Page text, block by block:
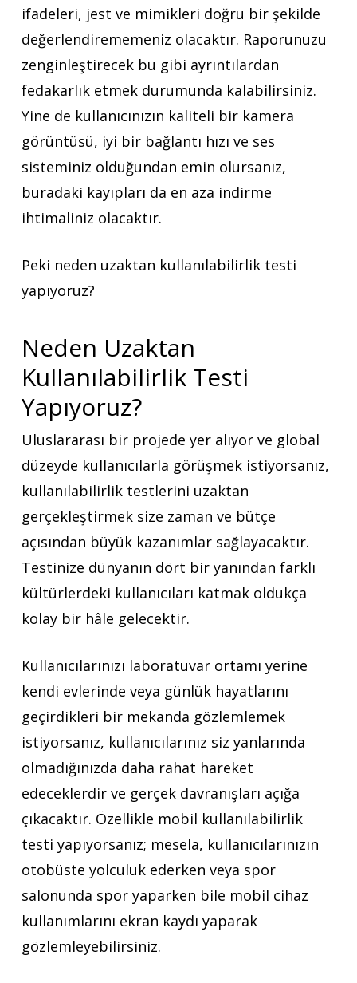
ifadeleri, jest ve mimikleri doğru bir şekilde
değerlendirememeniz olacaktır. Raporunuzu
zenginleştirecek bu gibi ayrıntılardan
fedakarlık etmek durumunda kalabilirsiniz.
Yine de kullanıcınızın kaliteli bir kamera
görüntüsü, iyi bir bağlantı hızı ve ses
sisteminiz olduğundan emin olursanız,
buradaki kayıpları da en aza indirme
ihtimaliniz olacaktır.
Peki neden uzaktan kullanılabilirlik testi
yapıyoruz?
Neden Uzaktan
Kullanılabilirlik Testi
Yapıyoruz?
Uluslararası bir projede yer alıyor ve global
düzeyde kullanıcılarla görüşmek istiyorsanız,
kullanılabilirlik testlerini uzaktan
gerçekleştirmek size zaman ve bütçe
açısından büyük kazanımlar sağlayacaktır.
Testinize dünyanın dört bir yanından farklı
kültürlerdeki kullanıcıları katmak oldukça
kolay bir hâle gelecektir.
Kullanıcılarınızı laboratuvar ortamı yerine
kendi evlerinde veya günlük hayatlarını
geçirdikleri bir mekanda gözlemlemek
istiyorsanız, kullanıcılarınız siz yanlarında
olmadığınızda daha rahat hareket
edeceklerdir ve gerçek davranışları açığa
çıkacaktır. Özellikle mobil kullanılabilirlik
testi yapıyorsanız; mesela, kullanıcılarınızın
otobüste yolculuk ederken veya spor
salonunda spor yaparken bile mobil cihaz
kullanımlarını ekran kaydı yaparak
gözlemleyebilirsiniz.